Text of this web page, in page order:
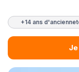
+14 ans